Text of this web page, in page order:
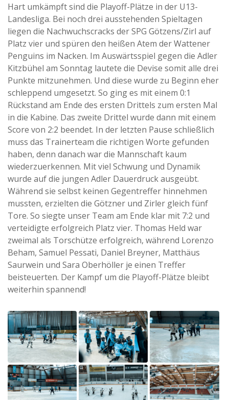
Hart umkämpft sind die Playoff-Plätze in der U13-
Landesliga. Bei noch drei ausstehenden Spieltagen
liegen die Nachwuchscracks der SPG Götzens/Zirl auf
Platz vier und spüren den heißen Atem der Wattener
Penguins im Nacken. Im Auswärtsspiel gegen die Adler
Kitzbühel am Sonntag lautete die Devise somit alle drei
Punkte mitzunehmen. Und diese wurde zu Beginn eher
schleppend umgesetzt. So ging es mit einem 0:1
Rückstand am Ende des ersten Drittels zum ersten Mal
in die Kabine. Das zweite Drittel wurde dann mit einem
Score von 2:2 beendet. In der letzten Pause schließlich
muss das Trainerteam die richtigen Worte gefunden
haben, denn danach war die Mannschaft kaum
wiederzuerkennen. Mit viel Schwung und Dynamik
wurde auf die jungen Adler Dauerdruck ausgeübt.
Während sie selbst keinen Gegentreffer hinnehmen
mussten, erzielten die Götzner und Zirler gleich fünf
Tore. So siegte unser Team am Ende klar mit 7:2 und
verteidigte erfolgreich Platz vier. Thomas Held war
zweimal als Torschütze erfolgreich, während Lorenzo
Beham, Samuel Pessati, Daniel Breyner, Matthäus
Saurwein und Sara Oberhöller je einen Treffer
beisteuerten. Der Kampf um die Playoff-Plätze bleibt
weiterhin spannend!